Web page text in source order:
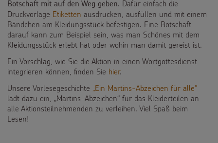
Botschaft mit auf den Weg geben. Dafür einfach die
Druckvorlage Etiketten ausdrucken, ausfüllen und mit einem
Bändchen am Kleidungsstück befestigen. Eine Botschaft
darauf kann zum Beispiel sein, was man Schönes mit dem
Kleidungsstück erlebt hat oder wohin man damit gereist ist.
Ein Vorschlag, wie Sie die Aktion in einen Wortgottesdienst
integrieren können, finden Sie hier.
Unsere Vorlesegeschichte „Ein Martins-Abzeichen für alle“
lädt dazu ein, „Martins-Abzeichen“ für das Kleiderteilen an
alle Aktionsteilnehmenden zu verleihen. Viel Spaß beim
Lesen!